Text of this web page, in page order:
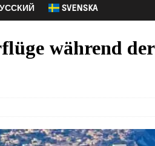
SVENSKA
während der